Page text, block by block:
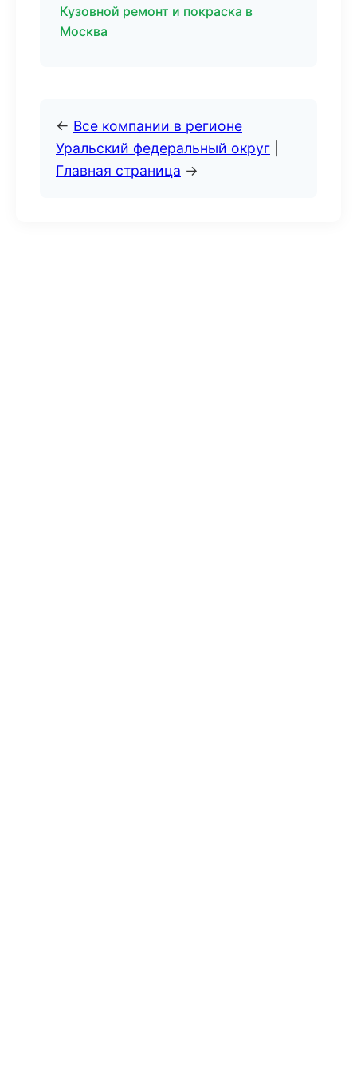
Кузовной ремонт и покраска в
Москва
← Все компании в регионе
Уральский федеральный округ
Главная страница →